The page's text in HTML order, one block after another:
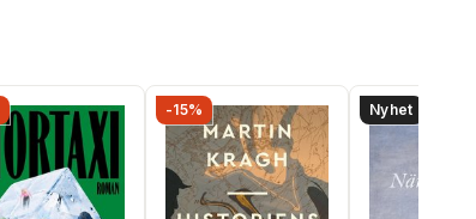
-15% Nyhet